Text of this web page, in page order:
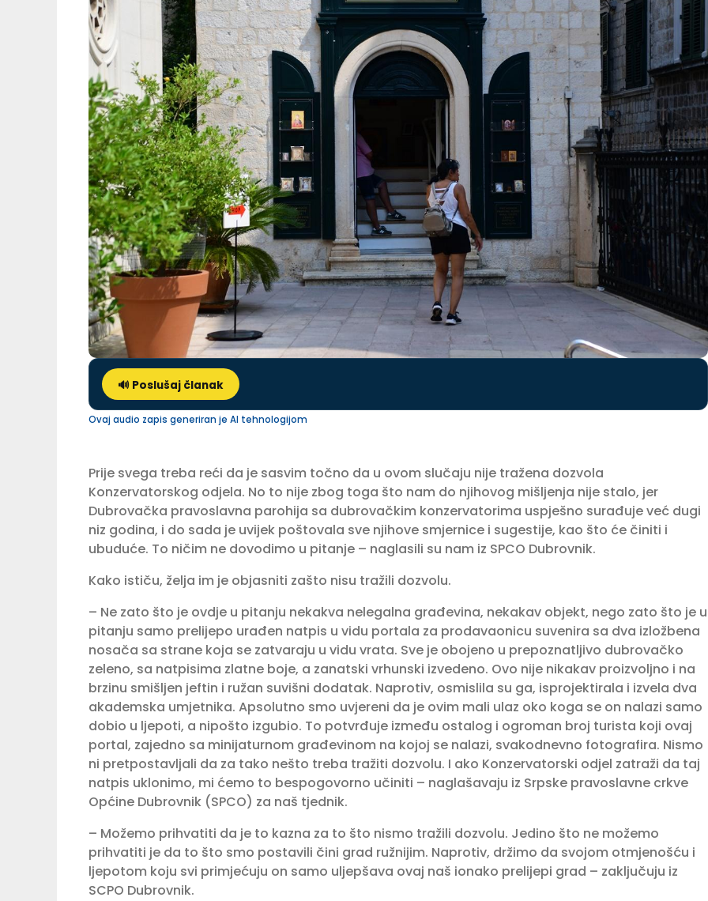
🔊 Poslušaj članak
Ovaj audio zapis generiran je AI tehnologijom
Prije svega treba reći da je sasvim točno da u ovom slučaju nije tražena dozvola
Konzervatorskog odjela. No to nije zbog toga što nam do njihovog mišljenja nije stalo, jer
Dubrovačka pravoslavna parohija sa dubrovačkim konzervatorima uspješno surađuje već dugi
niz godina, i do sada je uvijek poštovala sve njihove smjernice i sugestije, kao što će činiti i
ubuduće. To ničim ne dovodimo u pitanje – naglasili su nam iz SPCO Dubrovnik.
Kako ističu, želja im je objasniti zašto nisu tražili dozvolu.
– Ne zato što je ovdje u pitanju nekakva nelegalna građevina, nekakav objekt, nego zato što je u
pitanju samo prelijepo urađen natpis u vidu portala za prodavaonicu suvenira sa dva izložbena
nosača sa strane koja se zatvaraju u vidu vrata. Sve je obojeno u prepoznatljivo dubrovačko
zeleno, sa natpisima zlatne boje, a zanatski vrhunski izvedeno. Ovo nije nikakav proizvoljno i na
brzinu smišljen jeftin i ružan suvišni dodatak. Naprotiv, osmislila su ga, isprojektirala i izvela dva
akademska umjetnika. Apsolutno smo uvjereni da je ovim mali ulaz oko koga se on nalazi samo
dobio u ljepoti, a nipošto izgubio. To potvrđuje između ostalog i ogroman broj turista koji ovaj
portal, zajedno sa minijaturnom građevinom na kojoj se nalazi, svakodnevno fotografira. Nismo
ni pretpostavljali da za tako nešto treba tražiti dozvolu. I ako Konzervatorski odjel zatraži da taj
natpis uklonimo, mi ćemo to bespogovorno učiniti – naglašavaju iz Srpske pravoslavne crkve
Općine Dubrovnik (SPCO) za naš tjednik.
– Možemo prihvatiti da je to kazna za to što nismo tražili dozvolu. Jedino što ne možemo
prihvatiti je da to što smo postavili čini grad ružnijim. Naprotiv, držimo da svojom otmjenošću i
ljepotom koju svi primjećuju on samo uljepšava ovaj naš ionako prelijepi grad – zaključuju iz
SCPO Dubrovnik.